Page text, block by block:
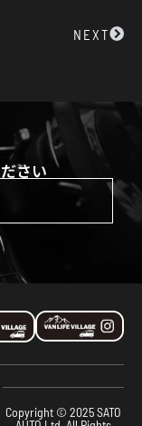
NEXTNext
さい
Copyright © 2025 SATO